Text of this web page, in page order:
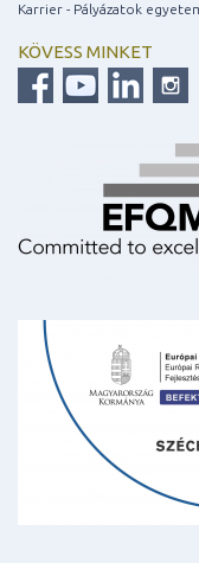
Karrier - Pályázatok
KÖVESS MINKET